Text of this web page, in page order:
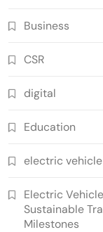
Business
CSR
digital
Education
electric vehicle
Electric
Sustainable
Milestones